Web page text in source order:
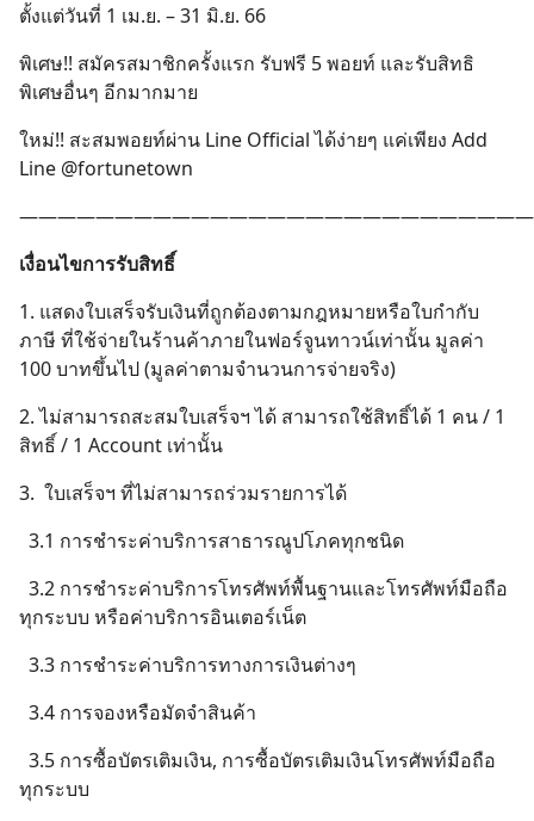
ตั้งแต่วันที่ 1 เม.ย. – 31 มิ.ย. 66
พิเศษ!! สมัครสมาชิกครั้งแรก รับฟรี 5 พอยท์ และรับสิทธิ
พิเศษอื่นๆ อีกมากมาย
ใหม่!! สะสมพอยท์ผ่าน Line Official ได้ง่ายๆ แค่เพียง Add
Line @fortunetown
เงื่อนไขการรับสิทธิ์
1. แสดงใบเสร็จรับเงินที่ถูกต้องตามกฎหมายหรือใบกำกับ
ภาษี ที่ใช้จ่ายในร้านค้าภายในฟอร์จูนทาวน์เท่านั้น มูลค่า
100 บาทขึ้นไป (มูลค่าตามจำนวนการจ่ายจริง)
2. ไม่สามารถสะสมใบเสร็จฯ ได้ สามารถใช้สิทธิ์ได้ 1 คน / 1
สิทธิ์ / 1 Account เท่านั้น
3. ใบเสร็จฯ ที่ไม่สามารถร่วมรายการได้
3.1 การชำระค่าบริการสาธารณูปโภคทุกชนิด
3.2 การชำระค่าบริการโทรศัพท์พื้นฐานและโทรศัพท์มือถือ
ทุกระบบ หรือค่าบริการอินเตอร์เน็ต
3.3 การชำระค่าบริการทางการเงินต่างๆ
3.4 การจองหรือมัดจำสินค้า
3.5 การซื้อบัตรเติมเงิน, การซื้อบัตรเติมเงินโทรศัพท์มือถือ
ทุกระบบ